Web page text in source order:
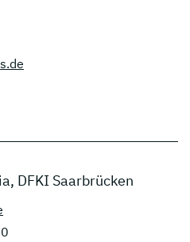
DFKI Saarbrücken